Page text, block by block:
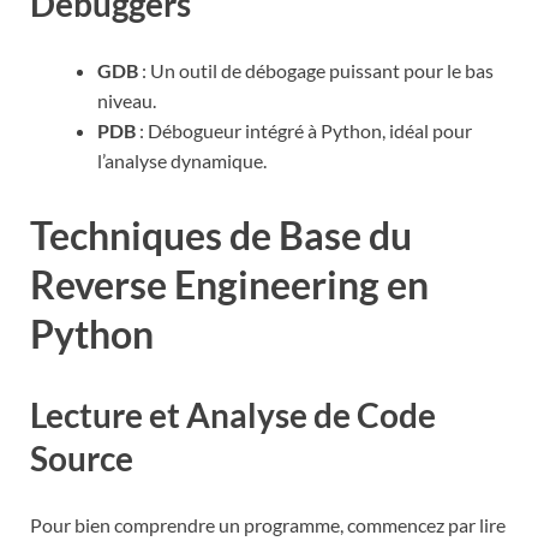
GDB : Un outil de débogage puissant pour le bas
niveau.
PDB : Débogueur intégré à Python, idéal pour
l’analyse dynamique.
Techniques de Base du
Reverse Engineering en
Python
Lecture et Analyse de Code
Source
Pour bien comprendre un programme, commencez par lire